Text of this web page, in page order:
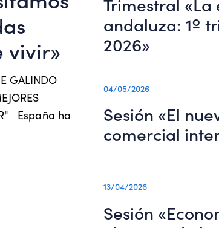
vivir»
GALINDO
España ha
andaluza: 1º
2026»
04/05/2026
Sesión «El
comercial
13/04/2026
Sesión